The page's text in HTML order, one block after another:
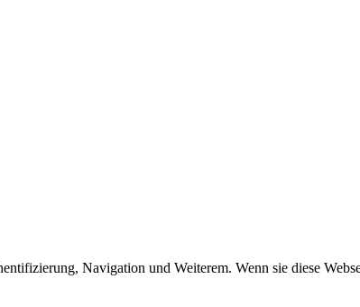
Navigation und Weiterem. Wenn sie diese